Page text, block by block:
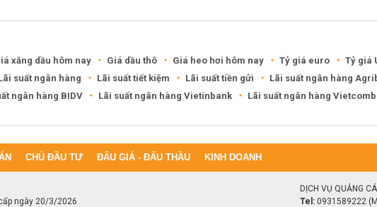
xăng dầu hôm nay Giá dầu thô Giá heo hơi hôm nay Tỷ giá euro Tỷ giá
suất ngân hàng Lãi suất tiết kiệm Lãi suất tiền gửi
Lãi suất ngân hàng
ngân hàng BIDV Lãi suất ngân hàng Vietinbank Lãi suất ngân hàng
CHỦ ĐẦU TƯ ĐẤU GIÁ - ĐẤU THẦU KINH DOANH
ngày 20/3/2026
DỊCH VỤ QUẢNG
Tel: 0931589222